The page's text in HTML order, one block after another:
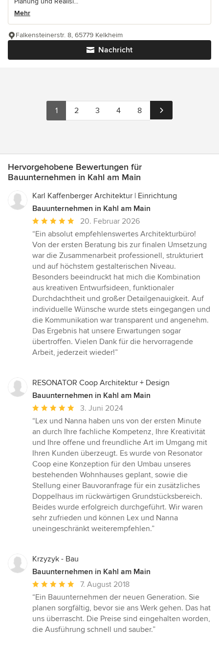
Mehr
Nachricht
Falkensteinerstr. 8, 65779 Kelkheim
1 2 3 4 8
Hervorgehobene Bewertungen für
Bauunternehmen in Kahl am Main
Karl Kaffenberger Architektur | Einrichtung
Bauunternehmen in Kahl am Main
Durchschnittliche
Bewertung:
5
von
5
Sternen
20. Februar 2026
“Ein absolut empfehlenswertes Architekturbüro!
Von der ersten Beratung bis zur finalen Umsetzung
war die Zusammenarbeit professionell, strukturiert
und auf höchstem gestalterischen Niveau.
Besonders beeindruckt hat mich die Kombination
aus kreativen Entwurfsideen, funktionaler
Durchdachtheit und großer Detailgenauigkeit. Auf
individuelle Wünsche wurde stets eingegangen und
die Kommunikation war transparent und angenehm.
Das Ergebnis hat unsere Erwartungen sogar
übertroffen. Vielen Dank für die hervorragende
Arbeit, jederzeit wieder!”
RESONATOR Coop Architektur + Design
Bauunternehmen in Kahl am Main
Durchschnittliche
Bewertung:
5
von
5
Sternen
3. Juni 2024
“Lex und Nanna haben uns von der ersten Minute
an durch Ihre fachliche Kompetenz, Ihre Kreativität
und Ihre offene und freundliche Art im Umgang mit
Ihren Kunden überzeugt. Es wurde von Resonator
Coop eine Konzeption für den Umbau unseres
bestehenden Wohnhauses geplant, sowie die
Stellung einer Bauvoranfrage für ein zusätzliches
Doppelhaus im rückwärtigen Grundstücksbereich.
Beides wurde erfolgreich durchgeführt. Wir waren
sehr zufrieden und können Lex und Nanna
uneingeschränkt weiterempfehlen.”
Krzyzyk - Bau
Bauunternehmen in Kahl am Main
Durchschnittliche
Bewertung:
5
von
5
7. August 2018
“Ein Bauunternehmen der neuen Generation. Sie
planen sorgfältig, bevor sie ans Werk gehen. Das hat
uns überrascht. Die Preise sind eingehalten worden,
die Ausführung schnell und sauber.”